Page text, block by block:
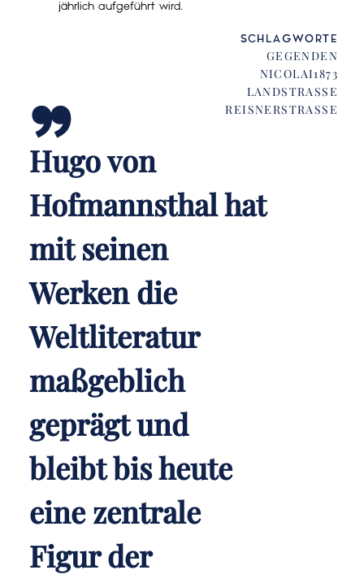
jährlich aufgeführt wird.
SCHLAGWORTE
GEGENDEN
NICOLAI1873
LANDSTRASSE
REISNERSTRASSE
„
Hugo von
Hofmannsthal hat
mit seinen
Werken die
Weltliteratur
maßgeblich
geprägt und
bleibt bis heute
eine zentrale
Figur der